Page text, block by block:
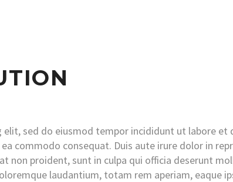
sed do eiusmod tempor incididunt ut labore et
commodo consequat. Duis aute irure dolor in
non proident, sunt in culpa qui officia deserunt
laudantium, totam rem aperiam, eaque